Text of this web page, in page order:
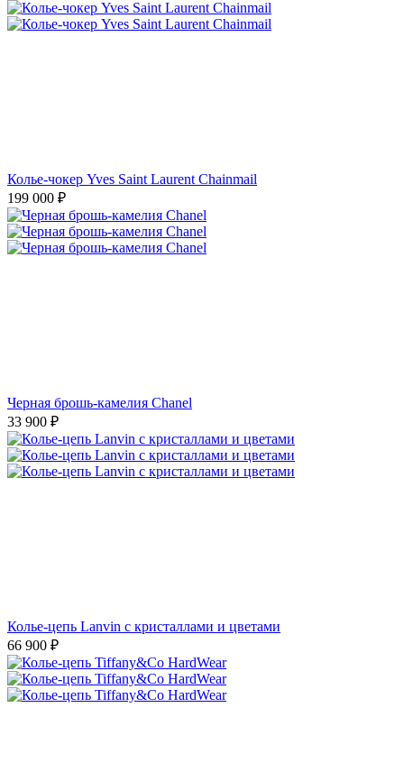
Колье-чокер Yves Saint Laurent Chainmail
199 000 ₽
Черная брошь-камелия Chanel
33 900 ₽
Колье-цепь Lanvin с кристаллами и цветами
66 900 ₽